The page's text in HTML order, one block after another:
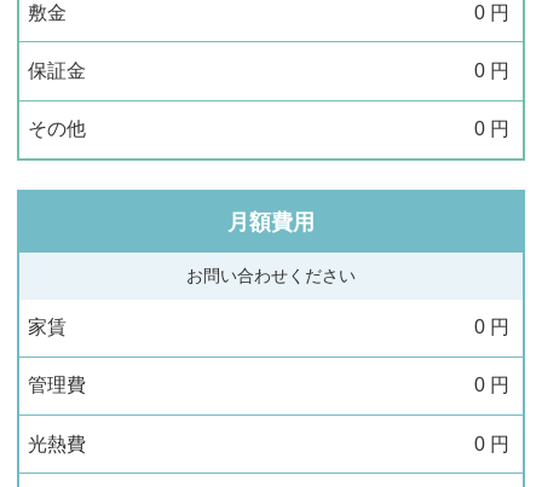
敷金 0 円
保証金 0 円
その他 0 円
月額費用
お問い合わせください
家賃 0 円
管理費 0 円
光熱費 0 円